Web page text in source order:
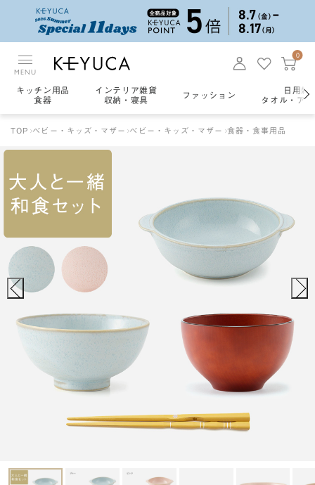
MENU
0
キッチン用品
食器
インテリア雑貨
収納・寝具
ファッション
日用雑
タオル・ア
TOP ベビー・キッズ・マザー ベビー・キッズ・マザー 食器・食事用品